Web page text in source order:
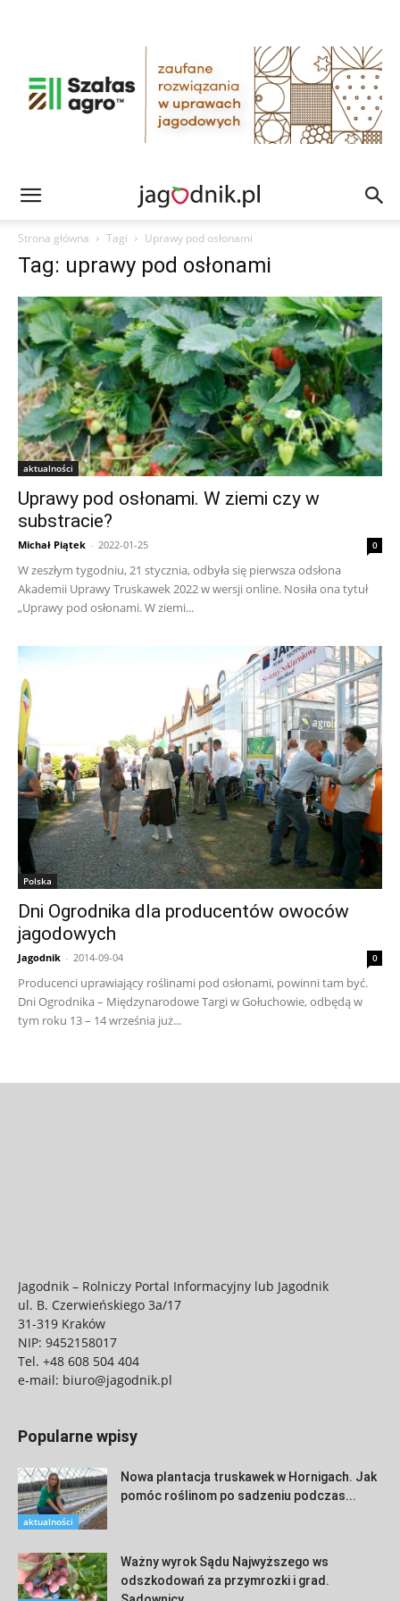
Strona główna Tagi Uprawy pod osłonami
Tag: uprawy pod osłonami
aktualności
Uprawy pod osłonami. W ziemi czy w
substracie?
Michał Piątek - 2022-01-25 0
W zeszłym tygodniu, 21 stycznia, odbyła się pierwsza odsłona
Akademii Uprawy Truskawek 2022 w wersji online. Nosiła ona tytuł
„Uprawy pod osłonami. W ziemi...
Polska
Dni Ogrodnika dla producentów owoców
jagodowych
Jagodnik - 2014-09-04 0
Producenci uprawiający roślinami pod osłonami, powinni tam być.
Dni Ogrodnika – Międzynarodowe Targi w Gołuchowie, odbędą w
tym roku 13 – 14 września już...
Jagodnik – Rolniczy Portal Informacyjny lub Jagodnik
ul. B. Czerwieńskiego 3a/17
31-319 Kraków
NIP: 9452158017
Tel. +48 608 504 404
e-mail: biuro@jagodnik.pl
Popularne wpisy
aktualności
Nowa plantacja truskawek w Hornigach. Jak
pomóc roślinom po sadzeniu podczas...
Ważny wyrok Sądu Najwyższego ws
odszkodowań za przymrozki i grad.